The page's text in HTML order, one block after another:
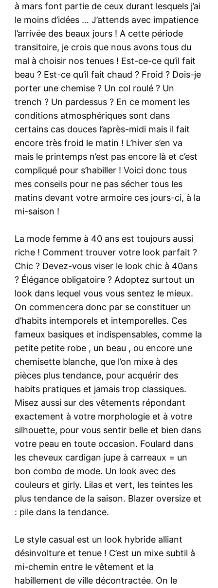
à mars font partie de ceux durant lesquels j’ai
le moins d’idées … J’attends avec impatience
l’arrivée des beaux jours ! A cette période
transitoire, je crois que nous avons tous du
mal à choisir nos tenues ! Est-ce-ce qu’il fait
beau ? Est-ce qu’il fait chaud ? Froid ? Dois-je
porter une chemise ? Un col roulé ? Un
trench ? Un pardessus ? En ce moment les
conditions atmosphériques sont dans
certains cas douces l’après-midi mais il fait
encore très froid le matin ! L’hiver s’en va
mais le printemps n’est pas encore là et c’est
compliqué pour s’habiller ! Voici donc tous
mes conseils pour ne pas sécher tous les
matins devant votre armoire ces jours-ci, à la
mi-saison !
La mode femme à 40 ans est toujours aussi
riche ! Comment trouver votre look parfait ?
Chic ? Devez-vous viser le look chic à 40ans
? Élégance obligatoire ? Adoptez surtout un
look dans lequel vous vous sentez le mieux.
On commencera donc par se constituer un
d’habits intemporels et intemporelles. Ces
fameux basiques et indispensables, comme la
petite petite robe , un beau , ou encore une
chemisette blanche, que l’on mixe à des
pièces plus tendance, pour acquérir des
habits pratiques et jamais trop classiques.
Misez aussi sur des vêtements répondant
exactement à votre morphologie et à votre
silhouette, pour vous sentir belle et bien dans
votre peau en toute occasion. Foulard dans
les cheveux cardigan jupe à carreaux = un
bon combo de mode. Un look avec des
couleurs et girly. Lilas et vert, les teintes les
plus tendance de la saison. Blazer oversize et
: pile dans la tendance.
Le style casual est un look hybride alliant
désinvolture et tenue ! C’est un mixe subtil à
mi-chemin entre le vêtement et la
habillement de ville décontractée. On le